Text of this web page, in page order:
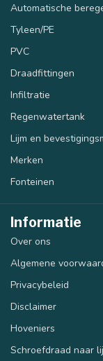
Automatische
Tyleen/PE
PVC
Draadfittingen
Infiltratie
Regenwatertank
Lijm en
Merken
Fonteinen
Informatie
Over ons
Algemene
Privacybeleid
Disclaimer
Hoveniers
Schroefdraad naar